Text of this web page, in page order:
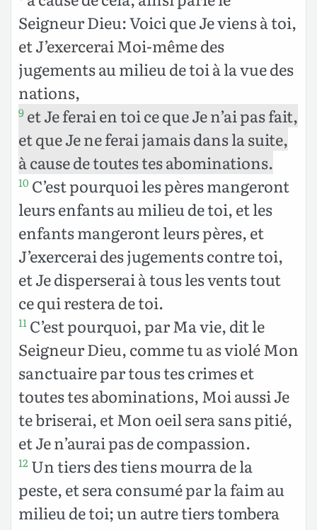
Seigneur Dieu: Voici que Je viens à toi,
et J’exercerai Moi-même des
jugements au milieu de toi à la vue des
nations,
9 et Je ferai en toi ce que Je n’ai pas fait,
et que Je ne ferai jamais dans la suite,
à cause de toutes tes abominations.
10 C’est pourquoi les pères mangeront
leurs enfants au milieu de toi, et les
enfants mangeront leurs pères, et
J’exercerai des jugements contre toi,
et Je disperserai à tous les vents tout
ce qui restera de toi.
11 C’est pourquoi, par Ma vie, dit le
Seigneur Dieu, comme tu as violé Mon
sanctuaire par tous tes crimes et
toutes tes abominations, Moi aussi Je
te briserai, et Mon oeil sera sans pitié,
et Je n’aurai pas de compassion.
12 Un tiers des tiens mourra de la
peste, et sera consumé par la faim au
milieu de toi; un autre tiers tombera